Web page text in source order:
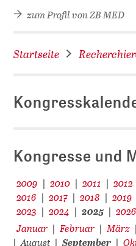
zum Profil von ZB MED
Startseite
Kongresse und
2009 | 2010 | 2011 | 2012
2016 | 2017 | 2018 | 2019
2023 | 2024 | 2025 | 2026
Januar | Februar | März |
| August | September |